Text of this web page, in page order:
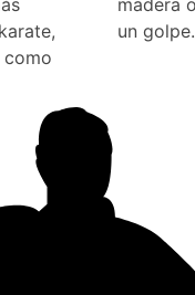
como
un golpe.